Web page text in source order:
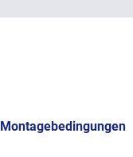
Montagebedingungen